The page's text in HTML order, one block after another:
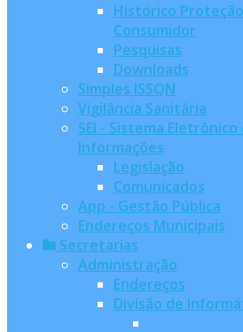
Histórico
Consumidor
Pesquisas
Downloads
Simples ISSQN
Vigilância Sanitária
SEI - Sistema Eletrônico
Informações
Legislação
Comunicados
App - Gestão Pública
Endereços Municipais
Secretarias
Administração
Endereços
Divisão de